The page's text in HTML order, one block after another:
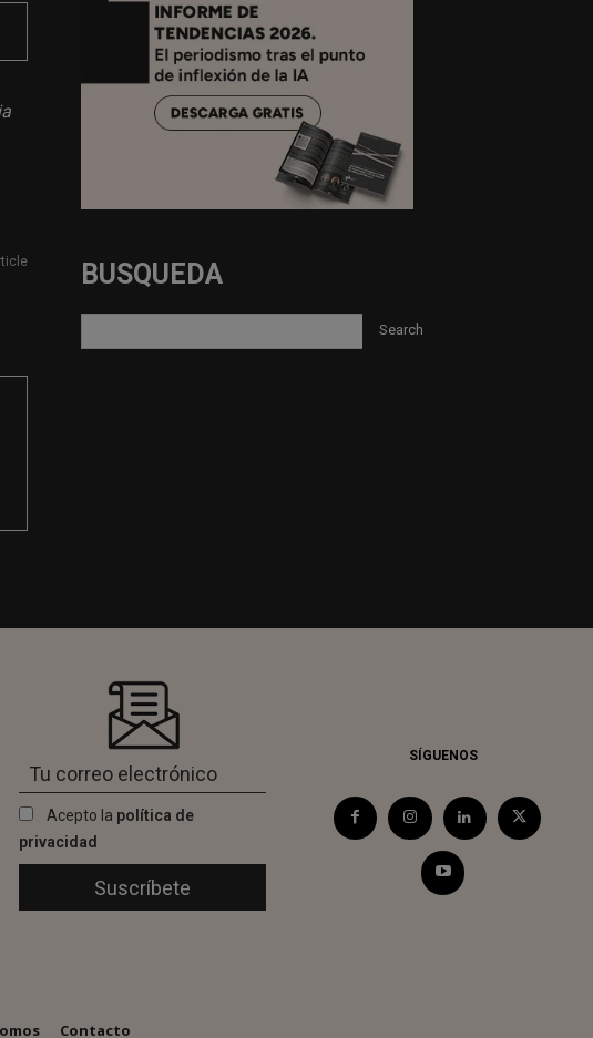
BUSQUEDA
Acepto la política de
privacidad
SÍGUENOS
Contacto